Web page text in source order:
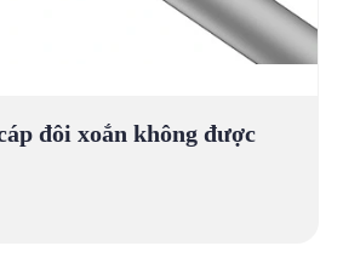
đôi xoắn không được